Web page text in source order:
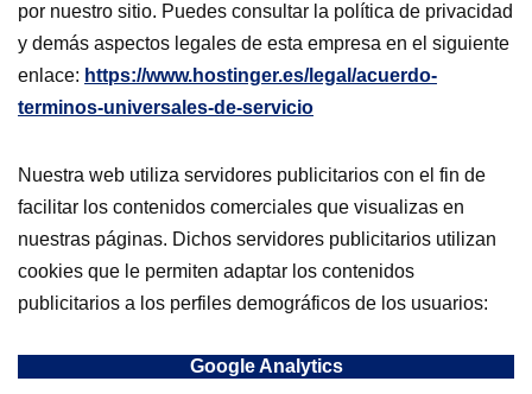
por nuestro sitio. Puedes consultar la política de privacidad
y demás aspectos legales de esta empresa en el siguiente
enlace: https://www.hostinger.es/legal/acuerdo-
terminos-universales-de-servicio
Nuestra web utiliza servidores publicitarios con el fin de
facilitar los contenidos comerciales que visualizas en
nuestras páginas. Dichos servidores publicitarios utilizan
cookies que le permiten adaptar los contenidos
publicitarios a los perfiles demográficos de los usuarios:
Google Analytics